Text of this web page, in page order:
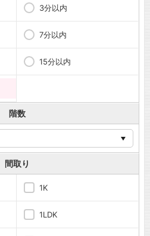
3分以内
7分以内
15分以内
階数
間取り
1K
1LDK